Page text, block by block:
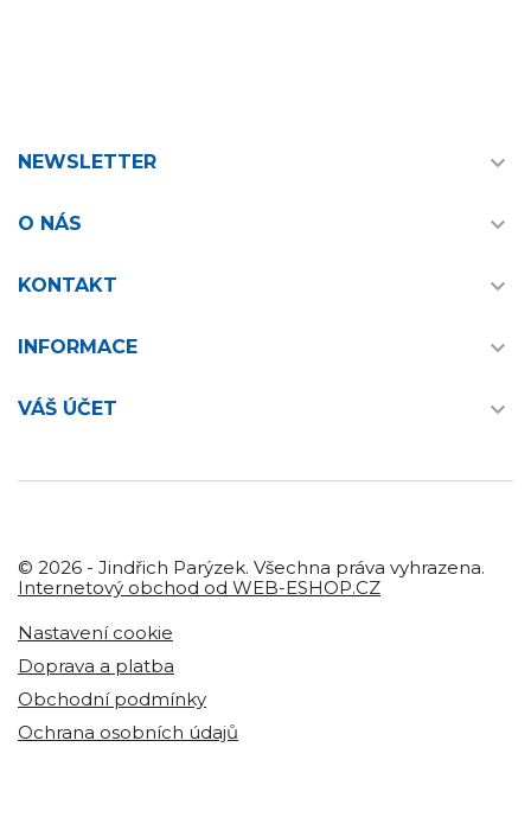
NEWSLETTER 
O NÁS 
KONTAKT 
INFORMACE 
VÁŠ ÚČET 
© 2026 - Jindřich Parýzek. Všechna práva vyhrazena.
Internetový obchod od WEB-ESHOP.CZ
Nastavení cookie
Doprava a platba
Obchodní podmínky
Ochrana osobních údajů